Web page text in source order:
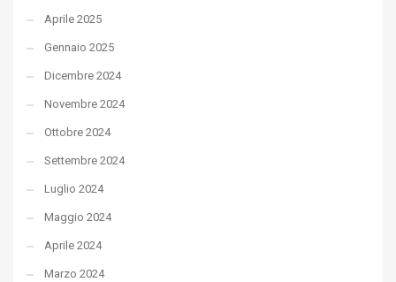
Aprile 2025
Gennaio 2025
Dicembre 2024
Novembre 2024
Ottobre 2024
Settembre 2024
Luglio 2024
Maggio 2024
Aprile 2024
Marzo 2024